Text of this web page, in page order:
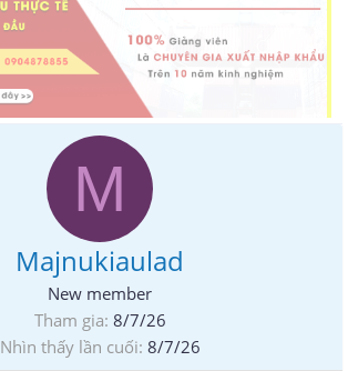
M
Majnukiaulad
New member
Tham gia 8/7/26
Nhìn thấy lần cuối 8/7/26